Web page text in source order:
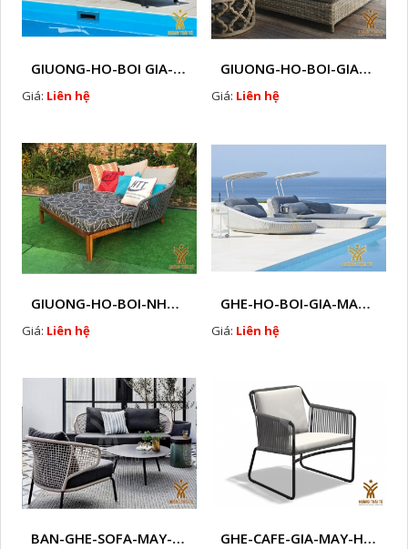
GIUONG-HO-BOI GIA-MAY-HTT - B48
Giá: Liên hệ
GIUONG-HO-BOI-GIA-MAY-HTT - B30
Giá: Liên hệ
GIUONG-HO-BOI-NHUA-GIA-MAY-HTT - B25
Giá: Liên hệ
GHE-HO-BOI-GIA-MAY-HTT - B49
Giá: Liên hệ
BAN-GHE-SOFA-MAY-NHUA-HTT - S6 GHE-CAFE-GIA-MAY-HTT - L20